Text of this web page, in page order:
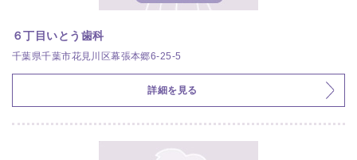
６丁目いとう歯科
千葉県千葉市花見川区幕張本郷6-25-5
詳細を見る